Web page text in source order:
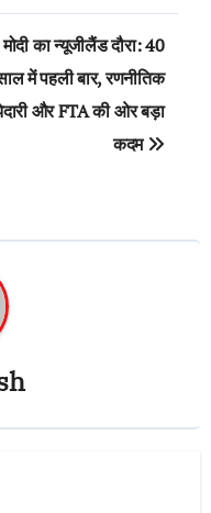
मोदी का न्यूजीलैंड दौरा: 40
में पहली बार, रणनीतिक
और FTA की ओर बड़ा
कदम